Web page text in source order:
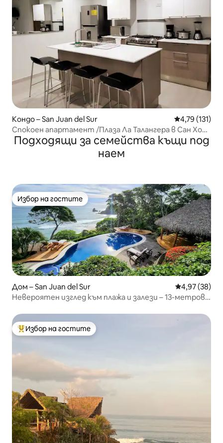
Кондо – San Juan del Sur Средна
4,79 (131)
Спокоен апартамент /Плаза Ла Талангера в Сан Хосе
дел Сур
Подходящи за семейства къщи под
наем
Избор на гостите
Избор на гостите
Дом – San Juan del Sur Средна
4,97 (38)
Невероятен изглед към плажа и залези – 13-метров
Най-популярен избор на гостите
Избор на гостите